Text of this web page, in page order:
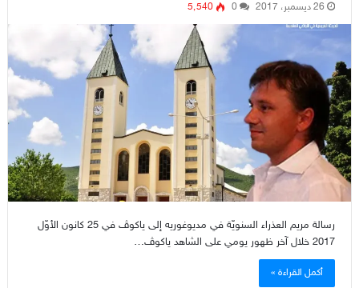
26 ديسمبر، 2017 0 5٬540
رسالة مريم العذراء السنويّة في مديوغوريه إلى ياكوﭪ في 25 كانون الأوّل
2017 خلال آخر ظهور يومي على الشاهد ياكوﭪ…
أكمل القراءة »